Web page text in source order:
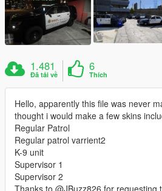
1.481
Đã tải về
6
Thích
Hello, apparently this file was never
thought i would make a few skins
Regular Patrol
Regular patrol varrient2
K-9 unit
Supervisor 1
Supervisor 2